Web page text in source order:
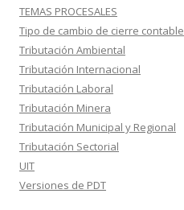
TEMAS PROCESALES
Tipo de cambio de cierre contable
Tributación Ambiental
Tributación Internacional
Tributación Laboral
Tributación Minera
Tributación Municipal y Regional
Tributación Sectorial
UIT
Versiones de PDT